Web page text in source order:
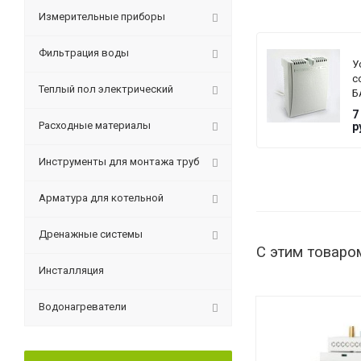
7
С этим
Измерительные приборы
Фильтрация воды
Теплый пол электрический
Расходные материалы
Инструменты для монтажа труб
Арматура для котельной
Дренажные системы
Инсталляция
Водонагреватели